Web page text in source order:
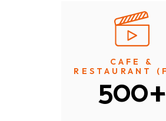
CAFE &
RESTAURANT
500+